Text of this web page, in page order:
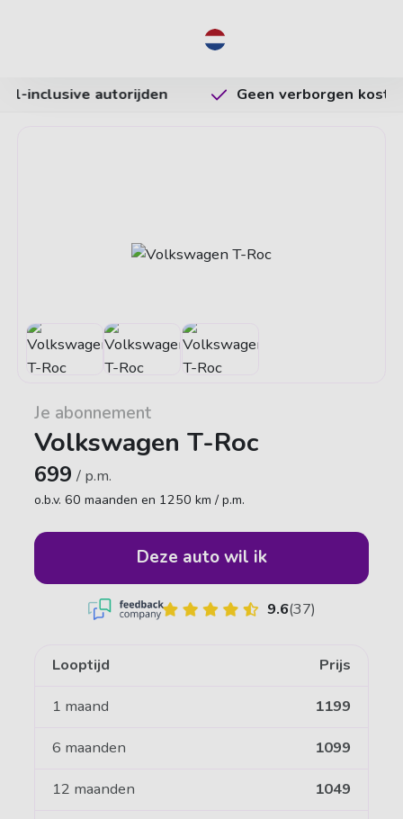
Geen verborgen kosten Vrijheid
Je abonnement
Volkswagen T-Roc
699 / p.m.
o.b.v. 60 maanden en 1250 km / p.m.
Deze auto wil ik
9.6(37)
Looptijd Prijs
1 maand 1199
6 maanden 1099
12 maanden 1049